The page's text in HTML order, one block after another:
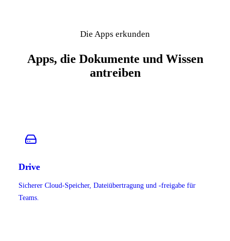
Die Apps erkunden
Apps, die Dokumente und Wissen
antreiben
Drive
Sicherer Cloud-Speicher, Dateiübertragung und -freigabe für
Teams.